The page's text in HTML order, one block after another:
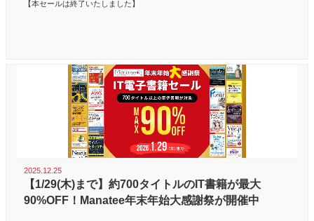
【本セールは終了いたしました】
2025.12.25
【1/29(木)まで】約700タイトルのIT書籍が最大
90%OFF！Manatee年末年始大感謝祭が開催中